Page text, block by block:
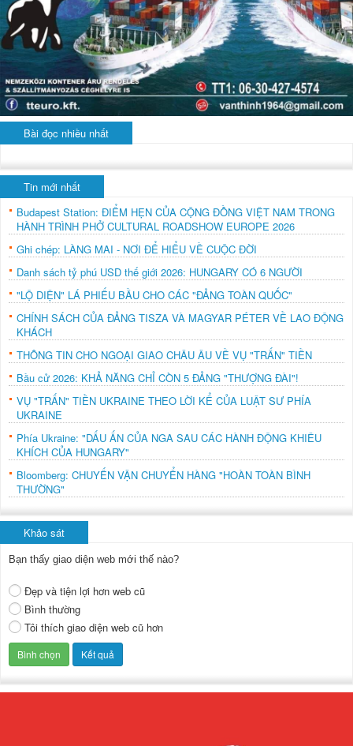
Bài đọc nhiều nhất
Tin mới nhất
Budapest Station: ĐIỂM HẸN CỦA CỘNG ĐỒNG VIỆT NAM TRONG
HÀNH TRÌNH PHỞ CULTURAL ROADSHOW EUROPE 2026
Ghi chép: LÀNG MAI - NƠI ĐỂ HIỂU VỀ CUỘC ĐỜI
Danh sách tỷ phú USD thế giới 2026: HUNGARY CÓ 6 NGƯỜI
"LỘ DIỆN" LÁ PHIẾU BẦU CHO CÁC "ĐẢNG TOÀN QUỐC"
CHÍNH SÁCH CỦA ĐẢNG TISZA VÀ MAGYAR PÉTER VỀ LAO ĐỘNG
KHÁCH
THÔNG TIN CHO NGOẠI GIAO CHÂU ÂU VỀ VỤ "TRẤN" TIỀN
Bầu cử 2026: KHẢ NĂNG CHỈ CÒN 5 ĐẢNG "THƯỢNG ĐÀI"!
VỤ "TRẤN" TIỀN UKRAINE THEO LỜI KỂ CỦA LUẬT SƯ PHÍA
UKRAINE
Phía Ukraine: "DẤU ẤN CỦA NGA SAU CÁC HÀNH ĐỘNG KHIÊU
KHÍCH CỦA HUNGARY"
Bloomberg: CHUYẾN VẬN CHUYỂN HÀNG "HOÀN TOÀN BÌNH
THƯỜNG"
Khảo sát
Bạn thấy giao diện web mới thế nào?
Đẹp và tiện lợi hơn web cũ
Bình thường
Tôi thích giao diện web cũ hơn